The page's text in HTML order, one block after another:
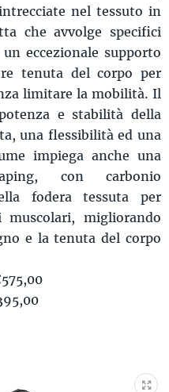
nel tessuto in
che avvolge specifici
eccezionale supporto
tenuta del corpo per
limitare la mobilità. Il
e stabilità della
una flessibilità ed una
impiega anche una
con carbonio
fodera tessuta per
migliorando
e la tenuta del corpo